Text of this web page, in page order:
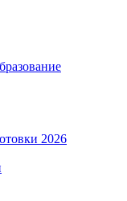
2026